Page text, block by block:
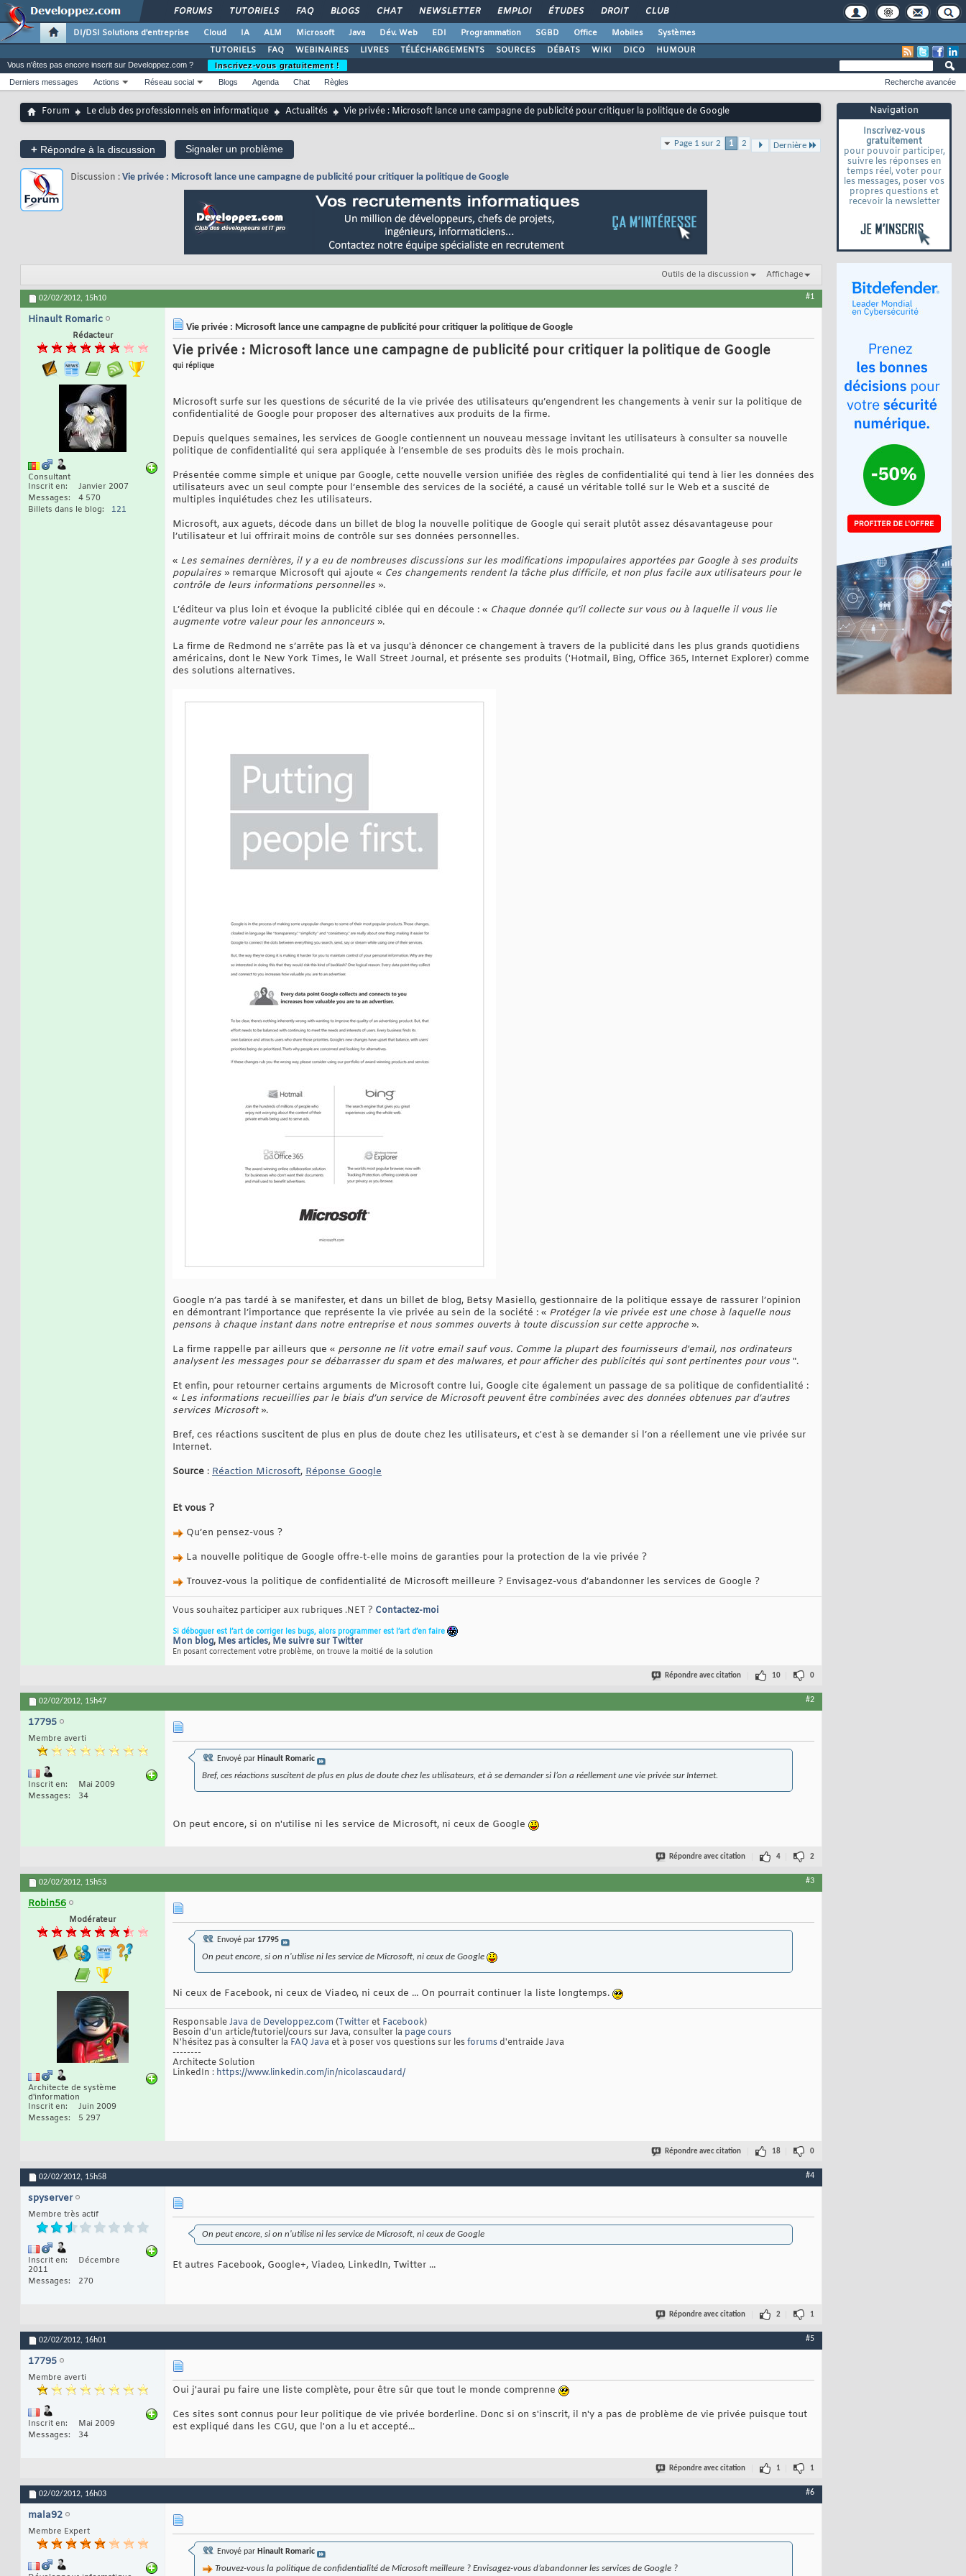
FORUMS TUTORIELS FAQ BLOGS CHAT NEWSLETTER EMPLOI ÉTUDES DROIT CLUB
DI/DSI Solutions d'entreprise Cloud IA ALM Microsoft Java Dév. Web EDI Programmation SGBD Office Mobiles
Systèmes
TUTORIELS
FAQ WEBINAIRES LIVRES TÉLÉCHARGEMENTS SOURCES DÉBATS WIKI DICO HUMOUR
Navigation
Inscrivez-vous
gratuitement
pour pouvoir participer,
suivre les réponses en
temps réel, voter pour
les messages, poser vos
propres questions et
recevoir la newsletter
Vous n'êtes pas encore inscrit sur Developpez.com ?
Inscrivez-vous gratuitement !
Derniers messages
Actions Réseau social Blogs Agenda Chat Règles Recherche avancée
Forum Le club des professionnels en informatique Actualités Vie privée : Microsoft lance une campagne de publicité pour critiquer la politique de Google
+ Répondre à la discussion Signaler un problème Page 1 sur 2 1 2 Dernière
Discussion : Vie privée : Microsoft lance une campagne de publicité pour critiquer la politique de Google
Outils de la discussion Affichage
02/02/2012, 15h10 #1
Hinault Romaric
Rédacteur
Consultant
Inscrit en
Janvier 2007
Messages
4 570
Billets dans le blog
121
Vie privée : Microsoft lance une campagne de publicité pour critiquer la politique de Google
Vie privée : Microsoft lance une campagne de publicité pour critiquer la politique de Google
qui réplique
Microsoft surfe sur les questions de sécurité de la vie privée des utilisateurs qu’engendrent les changements à venir sur la politique de
confidentialité de Google pour proposer des alternatives aux produits de la firme.
Depuis quelques semaines, les services de Google contiennent un nouveau message invitant les utilisateurs à consulter sa nouvelle
politique de confidentialité qui sera appliquée à l’ensemble de ses produits dès le mois prochain.
Présentée comme simple et unique par Google, cette nouvelle version unifiée des règles de confidentialité qui tend à lier les données des
utilisateurs avec un seul compte pour l’ensemble des services de la société, a causé un véritable tollé sur le Web et a suscité de
multiples inquiétudes chez les utilisateurs.
Microsoft, aux aguets, décode dans un billet de blog la nouvelle politique de Google qui serait plutôt assez désavantageuse pour
l’utilisateur et lui offrirait moins de contrôle sur ses données personnelles.
« Les semaines dernières, il y a eu de nombreuses discussions sur les modifications impopulaires apportées par Google à ses produits
populaires » remarque Microsoft qui ajoute « Ces changements rendent la tâche plus difficile, et non plus facile aux utilisateurs pour le
contrôle de leurs informations personnelles ».
L’éditeur va plus loin et évoque la publicité ciblée qui en découle : « Chaque donnée qu’il collecte sur vous ou à laquelle il vous lie
augmente votre valeur pour les annonceurs ».
La firme de Redmond ne s’arrête pas là et va jusqu'à dénoncer ce changement à travers de la publicité dans les plus grands quotidiens
américains, dont le New York Times, le Wall Street Journal, et présente ses produits ('Hotmail, Bing, Office 365, Internet Explorer) comme
des solutions alternatives.
Google n’a pas tardé à se manifester, et dans un billet de blog, Betsy Masiello, gestionnaire de la politique essaye de rassurer l’opinion
en démontrant l’importance que représente la vie privée au sein de la société : « Protéger la vie privée est une chose à laquelle nous
pensons à chaque instant dans notre entreprise et nous sommes ouverts à toute discussion sur cette approche ».
La firme rappelle par ailleurs que « personne ne lit votre email sauf vous. Comme la plupart des fournisseurs d'email, nos ordinateurs
analysent les messages pour se débarrasser du spam et des malwares, et pour afficher des publicités qui sont pertinentes pour vous ".
Et enfin, pour retourner certains arguments de Microsoft contre lui, Google cite également un passage de sa politique de confidentialité :
« Les informations recueillies par le biais d’un service de Microsoft peuvent être combinées avec des données obtenues par d’autres
services Microsoft».
Bref, ces réactions suscitent de plus en plus de doute chez les utilisateurs, et c'est à se demander si l’on a réellement une vie privée sur
Internet.
Source : Réaction Microsoft, Réponse Google
Et vous ?
Qu’en pensez-vous ?
La nouvelle politique de Google offre-t-elle moins de garanties pour la protection de la vie privée ?
Trouvez-vous la politique de confidentialité de Microsoft meilleure ? Envisagez-vous d’abandonner les services de Google ?
Vous souhaitez participer aux rubriques .NET ? Contactez-moi
Si déboguer est l’art de corriger les bugs, alors programmer est l’art d’en faire
Mon blog, Mes articles, Me suivre sur Twitter
En posant correctement votre problème, on trouve la moitié de la solution
Répondre avec citation 10 0
02/02/2012, 15h47 #2
17795
Membre averti
Inscrit en
Mai 2009
Messages
34
Envoyé par Hinault Romaric
Bref, ces réactions suscitent de plus en plus de doute chez les utilisateurs, et à se demander si l’on a réellement une vie privée sur Internet.
On peut encore, si on n'utilise ni les service de Microsoft, ni ceux de Google
Répondre avec citation 4 2
02/02/2012, 15h53 #3
Robin56
Modérateur
Architecte de système
d'information
Inscrit en
Juin 2009
Messages
5 297
Envoyé par 17795
On peut encore, si on n'utilise ni les service de Microsoft, ni ceux de Google
Ni ceux de Facebook, ni ceux de Viadeo, ni ceux de ... On pourrait continuer la liste longtemps.
ResponsableJava de Developpez.com (Twitteret Facebook)
Besoin d'un article/tutoriel/cours sur Java, consulter la page cours
N'hésitez pas à consulter la FAQ Java et à poser vos questions sur lesforums d'entraide Java
--------
Architecte Solution
LinkedIn : https://www.linkedin.com/in/nicolascaudard/
Répondre avec citation 18 0
02/02/2012, 15h58 #4
spyserver
Membre très actif
Inscrit en
Décembre
2011
Messages
270
On peut encore, si on n'utilise ni les service de Microsoft, ni ceux de Google
Et autres Facebook, Google+, Viadeo, LinkedIn, Twitter ...
Répondre avec citation 2 1
02/02/2012, 16h01 #5
17795
Membre averti
Inscrit en
Mai 2009
Messages
34
Oui j'aurai pu faire une liste complète, pour être sûr que tout le monde comprenne
Ces sites sont connus pour leur politique de vie privée borderline. Donc si on s'inscrit, il n'y a pas de problème de vie privée puisque tout
est expliqué dans les CGU, que l'on a lu et accepté...
Répondre avec citation 1 1
02/02/2012, 16h03 #6
mala92
Membre Expert
Envoyé par Hinault Romaric
Trouvez-vous la politique de confidentialité de Microsoft meilleure ? Envisagez-vous d’abandonner les services de Google ?